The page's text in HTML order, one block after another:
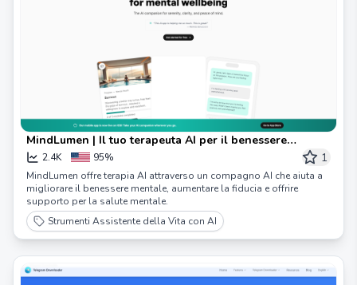
MindLumen | Il tuo terapeuta AI per il benessere
mentale
2.4K 95% 1
MindLumen offre terapia AI attraverso un compagno AI che aiuta a
migliorare il benessere mentale, aumentare la fiducia e offrire
supporto per la salute mentale.
Strumenti Assistente della Vita con AI